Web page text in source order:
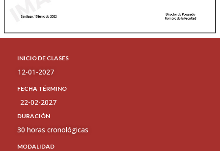
INICIO DE CLASES
12-01-2027
FECHA TÉRMINO
22-02-2027
DURACIÓN
30 horas cronológicas
MODALIDAD